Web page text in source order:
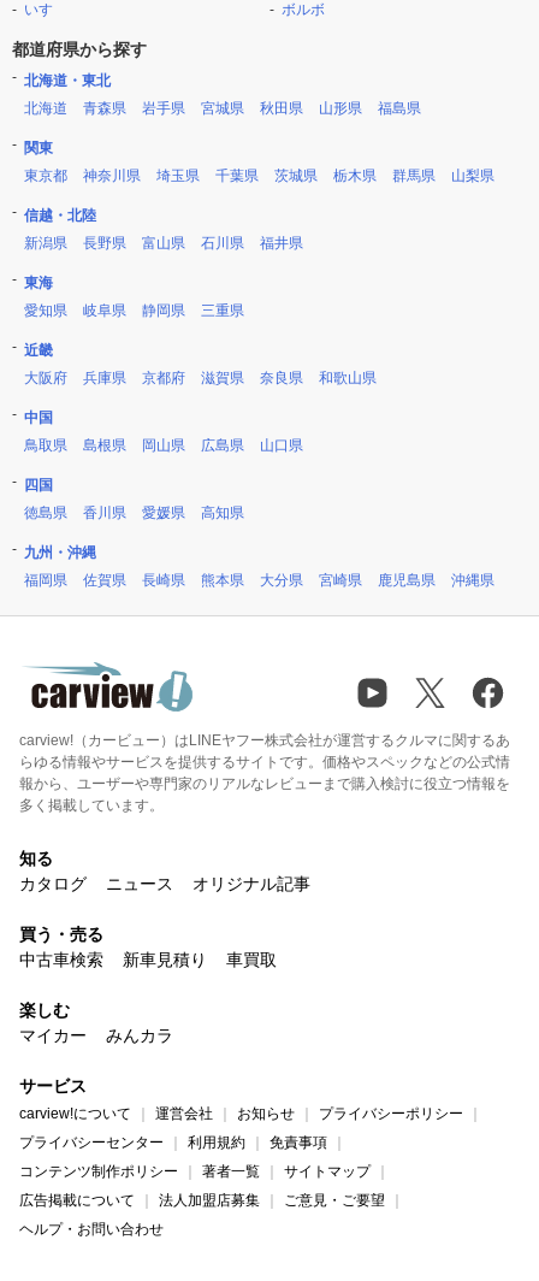
いすゞ
ボルボ
都道府県から探す
北海道・東北
北海道
青森県 岩手県 宮城県 秋田県 山形県 福島県
関東
東京都
神奈川県 埼玉県 千葉県 茨城県 栃木県 群馬県 山梨県
信越・北陸
新潟県
長野県 富山県 石川県 福井県
東海
愛知県
岐阜県 静岡県 三重県
近畿
大阪府
兵庫県 京都府 滋賀県 奈良県 和歌山県
中国
鳥取県
島根県 岡山県 広島県 山口県
四国
徳島県
香川県 愛媛県 高知県
九州・沖縄
福岡県
佐賀県 長崎県 熊本県 大分県 宮崎県 鹿児島県 沖縄県
carview!（カービュー）はLINEヤフー株式会社が運営するクルマに関するあ
らゆる情報やサービスを提供するサイトです。価格やスペックなどの公式情
報から、ユーザーや専門家のリアルなレビューまで購入検討に役立つ情報を
多く掲載しています。
知る
カタログ
ニュース オリジナル記事
買う・売る
中古車検索
新車見積り 車買取
楽しむ
マイカー
みんカラ
サービス
carview!について 運営会社 お知らせ
プライバシーポリシー
プライバシーセンター
利用規約
免責事項
コンテンツ制作ポリシー
著者一覧
サイトマップ
広告掲載について
法人加盟店募集
ご意見・ご要望
ヘルプ・お問い合わせ